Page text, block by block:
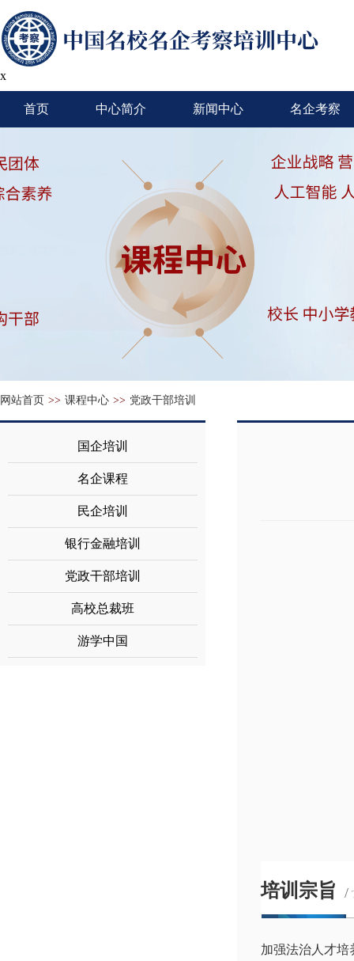
x
首页 中心简介 新闻中心 名企考察
网站首页 >> 课程中心 >> 党政干部培训
国企培训
名企课程
民企培训
银行金融培训
党政干部培训
高校总裁班
游学中国
培训宗旨 /
加强法治人才